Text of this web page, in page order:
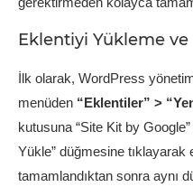
Eklentiyi Yükleme
İlk olarak, WordPress
menüden “Eklentiler” >
kutusuna “Site Kit by
Yükle” düğmesine
tamamlandıktan sonra aynı